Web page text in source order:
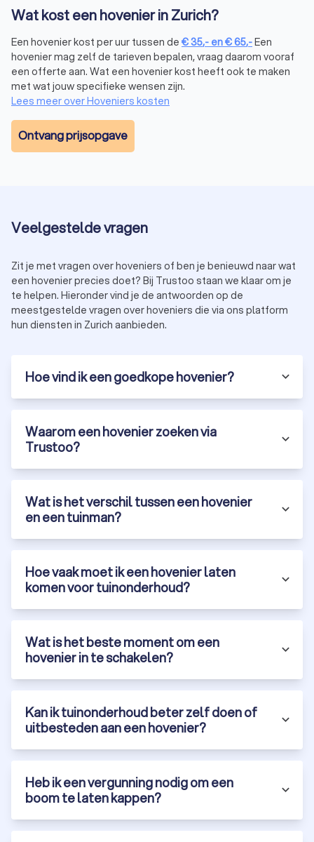
gemiddeld tussen € 50 tot € 100 per m2, afhankelijk van
Tuinonderhoud:voor regulier onderhoud betaal je vaak
een uurtarief tussen € 35,- tot € 65,-, afhankelijk van de
ervaring van de hovenier.
Wil je besparen op de kosten? Vraag dan meerdere offertes
aan via Trustoo. Zo vergelijk je eenvoudig prijzen en maak je
de beste keuze.
project dat je wilt uitvoeren, zoals tuinaanleg,
onderhoud of renovatie.
een indruk te krijgen van de kwaliteit van het werk.
Certificeringen: controleer of de hovenier gecertificeerd
is, bijvoorbeeld via een brancheorganisatie zoals
Vereniging van Hoveniers en Groenvoorzieners (VHG).
Prijs:vraag meerdere offertes aan om een goed beeld
Ontdek de beste hoveniers in Zurich via
Trustoo
Bij Trustoo hebben we een selectie gemaakt van de meest
ervaren en betrouwbare hoveniers in Zurich. Onze top 10 is
gebaseerd op klantbeoordelingen, ervaring en
certificeringen. Via ons platform vraag je gratis offertes aan
van hoveniers in Zurich.
Klantbeoordelingen:
Diversiteit:vind een tuinbedrijf die gespecialiseerd is in
Laat je tuinproject uitvoeren door een ervaren hovenier in
Zurich en geniet van een prachtige, onderhoudsvriendelijke
tuin. Vraag vandaag nog gratis offertes aan via Trustoo en
Wat kost een hovenier in Zurich?
Een hovenier kost per uur tussen de €35,- en€65,-Een
hovenier mag zelf de tarieven bepalen, vraag daarom vooraf
een offerte aan. Wat een hovenier kost heeft ook te maken
met wat jouw specifieke wensen zijn.
Lees meer over Hoveniers kosten
Ontvang prijsopgave
Veelgestelde vragen
Zit je met vragen over hoveniers of ben je benieuwd naar wat
een hovenier precies doet? Bij Trustoo staan we klaar om je
te helpen. Hieronder vind je de antwoorden op de
meestgestelde vragen over hoveniers die via ons platform
hun diensten in Zurich aanbieden.
Hoe vind ik een goedkope hovenier?
Waarom een hovenier zoeken via
Trustoo?
Wat is het verschil tussen een hovenier
en een tuinman?
Hoe vaak moet ik een hovenier laten
komen voor tuinonderhoud?
Wat is het beste moment om een
hovenier in te schakelen?
Kan ik tuinonderhoud beter zelf doen of
uitbesteden aan een hovenier?
Heb ik een vergunning nodig om een
boom te laten kappen?